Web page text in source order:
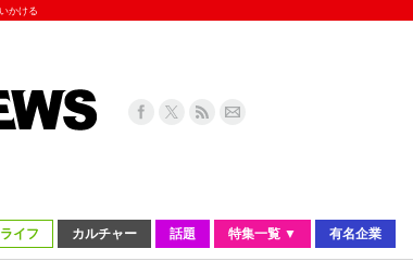
かける
ライフ カルチャー 話題 特集一覧 ▼ 有名企業